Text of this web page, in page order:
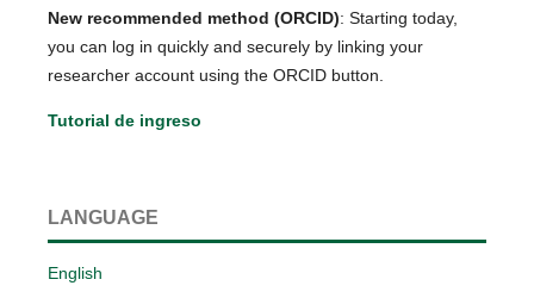
New recommended method (ORCID): Starting today,
you can log in quickly and securely by linking your
researcher account using the ORCID button.
Tutorial de ingreso
LANGUAGE
English